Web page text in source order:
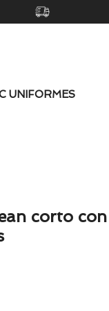
UNIFORMES
corto con